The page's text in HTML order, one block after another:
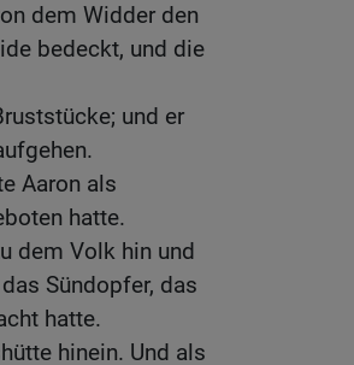
dem Widder den
bedeckt, und die
und er
Aaron als
hatte.
dem Volk hin und
Sündopfer, das
hatte.
hinein. Und als